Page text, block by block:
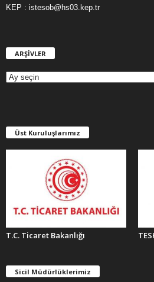
KEP : istesob@hs03.kep.tr
ARŞİVLER
E
R
Üst Kuruluşlarımız
T.C. Ticaret Bakanlığı
Sicil Müdürlüklerimiz